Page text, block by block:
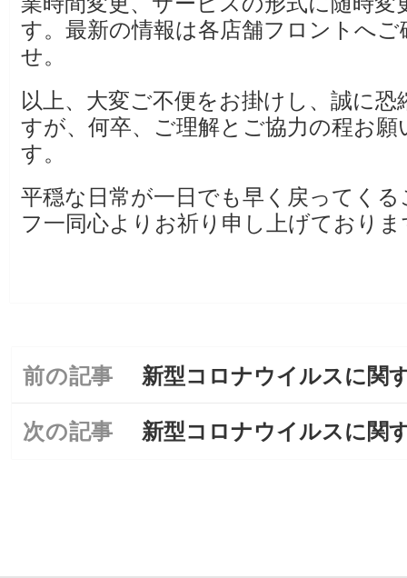
す。最新の情報は各店舗フロントへ
せ。
以上、大変ご不便をお掛けし、誠に
すが、何卒、ご理解とご協力の程お願
す。
平穏な日常が一日でも早く戻ってく
フ一同心よりお祈り申し上げておりま
投
ナ
前の記事
前
投
稿:
新型コロナウイルスに関
次の記事
次
新型コロナウイルスに関